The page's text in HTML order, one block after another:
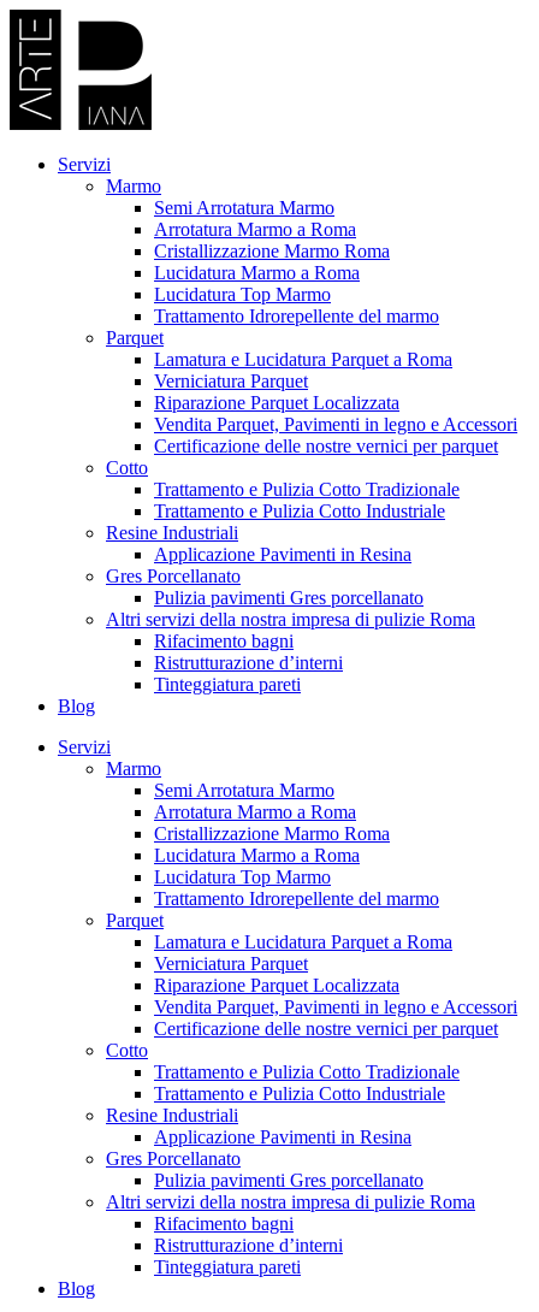
Vai
al
contenuto
Servizi
Marmo
Semi Arrotatura Marmo
Arrotatura Marmo a Roma
Cristallizzazione Marmo Roma
Lucidatura Marmo a Roma
Lucidatura Top Marmo
Trattamento Idrorepellente del marmo
Parquet
Lamatura e Lucidatura Parquet a Roma
Verniciatura Parquet
Riparazione Parquet Localizzata
Vendita Parquet, Pavimenti in legno e Accessori
Certificazione delle nostre vernici per parquet
Cotto
Trattamento e Pulizia Cotto Tradizionale
Trattamento e Pulizia Cotto Industriale
Resine Industriali
Applicazione Pavimenti in Resina
Gres Porcellanato
Pulizia pavimenti Gres porcellanato
Altri servizi della nostra impresa di pulizie Roma
Rifacimento bagni
Ristrutturazione d’interni
Tinteggiatura pareti
Blog
Servizi
Marmo
Semi Arrotatura Marmo
Arrotatura Marmo a Roma
Cristallizzazione Marmo Roma
Lucidatura Marmo a Roma
Lucidatura Top Marmo
Trattamento Idrorepellente del marmo
Parquet
Lamatura e Lucidatura Parquet a Roma
Verniciatura Parquet
Riparazione Parquet Localizzata
Vendita Parquet, Pavimenti in legno e Accessori
Certificazione delle nostre vernici per parquet
Cotto
Trattamento e Pulizia Cotto Tradizionale
Trattamento e Pulizia Cotto Industriale
Resine Industriali
Applicazione Pavimenti in Resina
Gres Porcellanato
Pulizia pavimenti Gres porcellanato
Altri servizi della nostra impresa di pulizie Roma
Rifacimento bagni
Ristrutturazione d’interni
Tinteggiatura pareti
Blog